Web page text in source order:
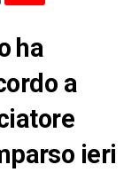
ha
a
ieri